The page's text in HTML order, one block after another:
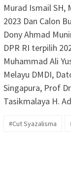
Murad Ismail SH,
2023 Dan Calon
Dony Ahmad
DPR RI terpilih
Muhammad Ali
Melayu DMDI,
Singapura, Prof
Tasikmalaya H.
#Cut Syazalisma